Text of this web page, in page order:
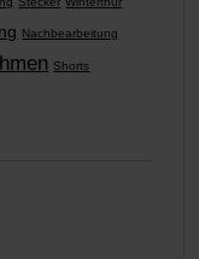
Nachbearbeitung
Shorts